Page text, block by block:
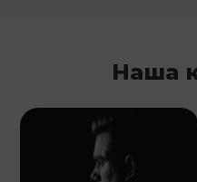
Наша